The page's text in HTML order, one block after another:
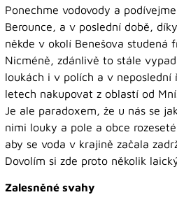
Ponechme vodovody a
Berounce, a v poslední době,
někde v okolí Benešova studená
Nicméně, zdánlivě to stále
loukách i v polích a v
letech nakupovat z oblastí od
Je ale paradoxem, že u nás se
nimi louky a pole a obce
aby se voda v krajině začala
Dovolím si zde proto několik
Zalesněné svahy